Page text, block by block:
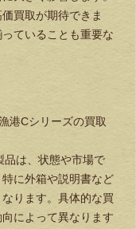
買取が期待できま
ていることも重要な
港Cシリーズの買取
品は、状態や市場で
に外箱や説明書など
ります。具体的な買
によって異なります